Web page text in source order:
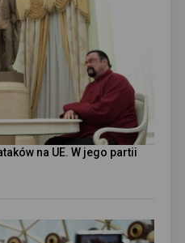
na UE. W jego partii